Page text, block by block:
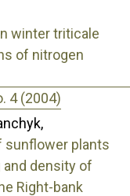
winter triticale
of nitrogen
4 (2004)
sunflower plants
density of
Right-bank